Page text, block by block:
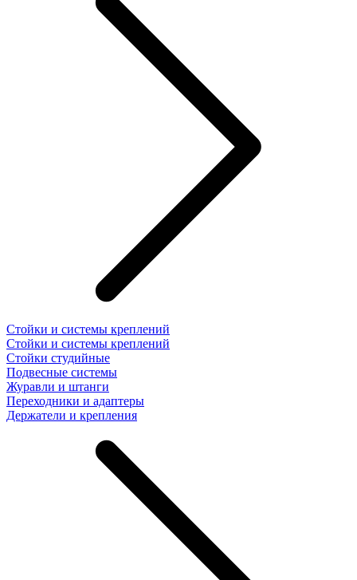
Стойки и системы креплений
Стойки и системы креплений
Стойки студийные
Подвесные системы
Журавли и штанги
Переходники и адаптеры
Держатели и крепления